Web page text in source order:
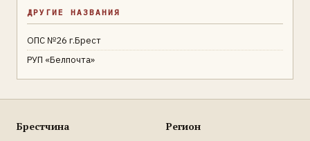
ДРУГИЕ НАЗВАНИЯ
ОПС №26 г.Брест
РУП «Белпочта»
Брестчина Регион